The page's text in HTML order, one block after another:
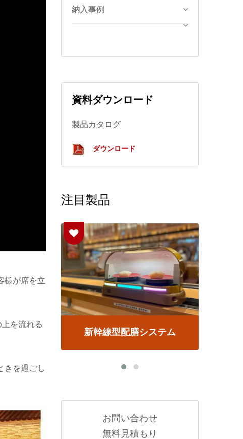
様が席を立
を流れる
きを過ごし
納入事例
資料ダウンロード
製品カタログ
ダウンロード
注目製品
列車型配膳システム
お問い合わせ
無料見積もり